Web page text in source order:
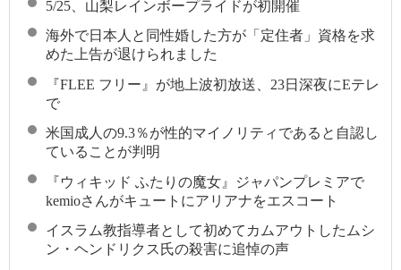
5/25、山梨レインボープライドが初開催
海外で日本人と同性婚した方が「定住者」資格を求
めた上告が退けられました
『FLEE フリー』が地上波初放送、23日深夜にEテレ
で
米国成人の9.3％が性的マイノリティであると自認し
ていることが判明
『ウィキッド ふたりの魔女』ジャパンプレミアで
kemioさんがキュートにアリアナをエスコート
イスラム教指導者として初めてカムアウトしたムシ
ン・ヘンドリクス氏の殺害に追悼の声